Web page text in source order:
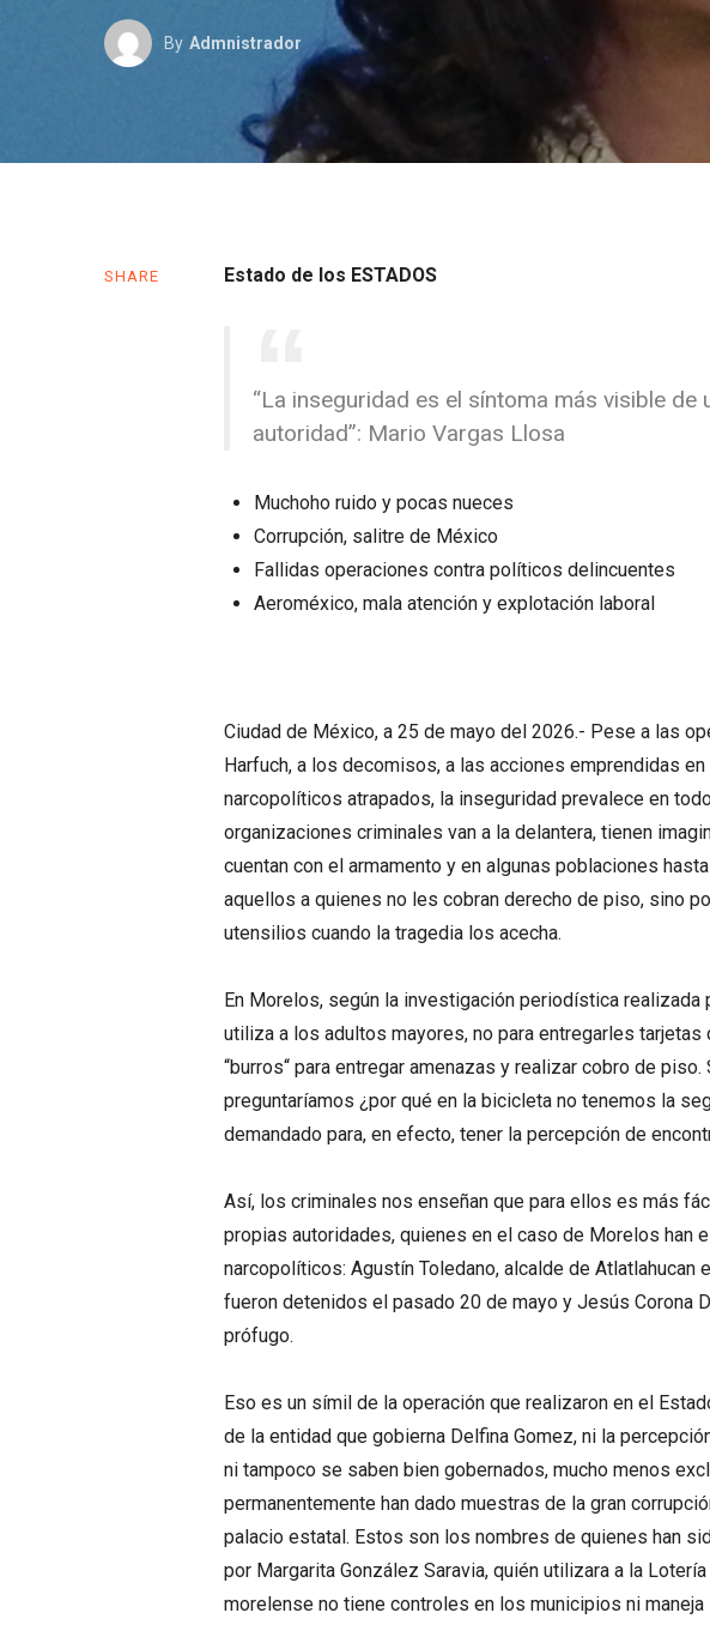
By Admnistrador
SHARE Estado de los ESTADOS
“La inseguridad es el síntoma más visible de
autoridad”: Mario Vargas Llosa
Muchoho ruido y pocas nueces
Corrupción, salitre de México
Fallidas operaciones contra políticos delincuentes
Aeroméxico, mala atención y explotación laboral
Ciudad de México, a 25 de mayo del 2026.- Pese a las
Harfuch, a los decomisos, a las acciones emprendidas
narcopolíticos atrapados, la inseguridad prevalece en
organizaciones criminales van a la delantera, tienen
cuentan con el armamento y en algunas poblaciones
aquellos a quienes no les cobran derecho de piso, sino
utensilios cuando la tragedia los acecha.
En Morelos, según la investigación periodística realizada
utiliza a los adultos mayores, no para entregarles
“burros“ para entregar amenazas y realizar cobro de
preguntaríamos ¿por qué en la bicicleta no tenemos la
demandado para, en efecto, tener la percepción de
Así, los criminales nos enseñan que para ellos es más
propias autoridades, quienes en el caso de Morelos han
narcopolíticos: Agustín Toledano, alcalde de Atlatlahucan
fueron detenidos el pasado 20 de mayo y Jesús Corona
prófugo.
Eso es un símil de la operación que realizaron en el
de la entidad que gobierna Delfina Gomez, ni la
ni tampoco se saben bien gobernados, mucho menos
permanentemente han dado muestras de la gran
palacio estatal. Estos son los nombres de quienes han
por Margarita González Saravia, quién utilizara a la
morelense no tiene controles en los municipios ni